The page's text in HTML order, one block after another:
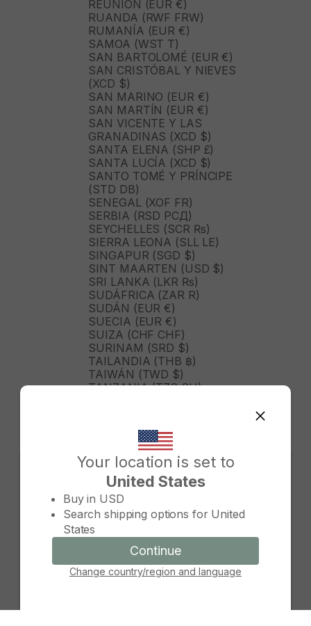
Your location is set to
United States
Buy in USD
Search shipping options for United
States
Continue
Change country/region and language
Change country/region
Continue
Cancel
REUNIÓN (EUR €)
RUANDA (RWF FRW)
RUMANÍA (EUR €)
SAMOA (WST T)
SAN BARTOLOMÉ (EUR €)
SAN CRISTÓBAL Y NIEVES
(XCD $)
SAN MARINO (EUR €)
SAN MARTÍN (EUR €)
SAN VICENTE Y LAS
GRANADINAS (XCD $)
SANTA ELENA (SHP £)
SANTA LUCÍA (XCD $)
SANTO TOMÉ Y PRÍNCIPE
(STD DB)
SENEGAL (XOF FR)
SERBIA (RSD РСД)
SEYCHELLES (SCR ₨)
SIERRA LEONA (SLL LE)
SINGAPUR (SGD $)
SINT MAARTEN (USD $)
SRI LANKA (LKR ₨)
SUDÁFRICA (ZAR R)
SUDÁN (EUR €)
SUECIA (EUR €)
SUIZA (CHF CHF)
SURINAM (SRD $)
TAILANDIA (THB ฿)
TAIWÁN (TWD $)
TANZANIA (TZS SH)
TONGA (TOP T$)
TRINIDAD Y TOBAGO (TTD
TURKMENISTÁN (USD $)
TURQUÍA (TRY ₺)
TUVALU (AUD $)
TÚNEZ (USD $)
UGANDA (UGX USH)
URUGUAY (UYU $U)
UZBEKISTÁN (UZS SO'M)
VANUATU (VUV VT)
VENEZUELA (USD $)